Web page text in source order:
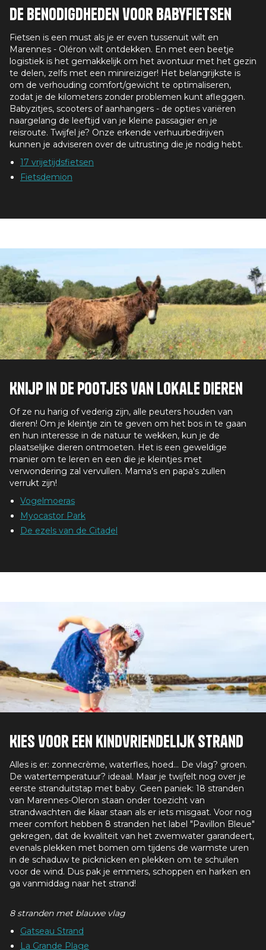
De benodigdheden voor babyfietsen
Fietsen is een must als je er even tussenuit wilt en
Marennes - Oléron wilt ontdekken. En met een beetje
logistiek is het gemakkelijk om het avontuur met het gezin
te delen, zelfs met een minireiziger! Het belangrijkste is
om de verhouding comfort/gewicht te optimaliseren,
zodat je de kilometers zonder problemen kunt afleggen.
Babyzitjes, scooters of aanhangers - de opties variëren
naargelang de leeftijd van je kleine passagier en je
reisroute. Twijfel je? Onze erkende verhuurbedrijven
kunnen je adviseren over de uitrusting die je nodig hebt.
17 vrijetijdsfietsen
Fietsdemion
Knijp in de pootjes van lokale dieren
Of ze nu harig of vederig zijn, alle peuters houden van
dieren! Om je kleintje zin te geven om het bos in te gaan
en hun interesse in de natuur te wekken, kun je de
plaatselijke dieren ontmoeten. Het is een geweldige
manier om te leren en een die je kleintjes met
verwondering zal vervullen. Mama's en papa's zullen
verrukt zijn!
Vogelmoeras
Myocastor Park
De ezels van de Citadel
Kies voor een kindvriendelijk strand
Alles is er: zonnecrème, waterfles, hoed... De vlag? groen.
De watertemperatuur? ideaal. Maar je twijfelt nog over je
eerste stranduitstap met baby. Geen paniek: 18 stranden
van Marennes-Oleron staan onder toezicht van
strandwachten die klaar staan als er iets misgaat. Voor nog
meer comfort hebben 8 stranden het label "Pavillon Bleue"
gekregen, dat de kwaliteit van het zwemwater garandeert,
evenals plekken met bomen om tijdens de warmste uren
in de schaduw te picknicken en plekken om te schuilen
voor de wind. Dus pak je emmers, schoppen en harken en
ga vanmiddag naar het strand!
8 stranden met blauwe vlag
Gatseau Strand
La Grande Plage